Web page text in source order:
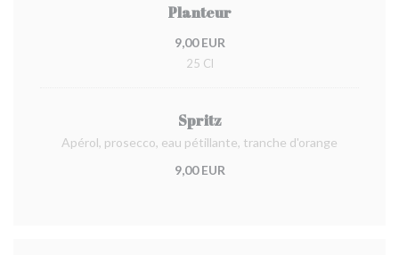
Planteur
9,00 EUR
25 Cl
Spritz
Apérol, prosecco, eau pétillante, tranche d'orange
9,00 EUR